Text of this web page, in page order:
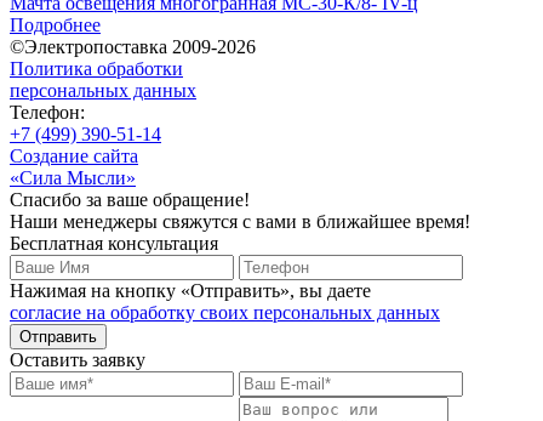
Подробнее
©Электропоставка 2009-2026
Политика обработки
персональных данных
Телефон:
+7 (499) 390-51-14
Создание сайта
«Сила Мысли»
Спасибо за ваше обращение!
Наши менеджеры свяжутся с вами в ближайшее время!
Бесплатная консультация
Нажимая на кнопку «Отправить», вы даете
согласие на обработку своих персональных данных
Отправить
Оставить заявку